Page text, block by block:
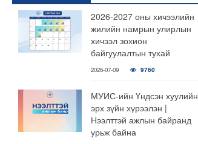
2026-2027 оны хичээлийн
жилийн намрын улирлын
хичээл зохион
байгуулалтын тухай
2026-07-09 9760
МУИС-ийн Үндсэн хуулийн
эрх зүйн хүрээлэн |
Нээлттэй ажлын байранд
урьж байна